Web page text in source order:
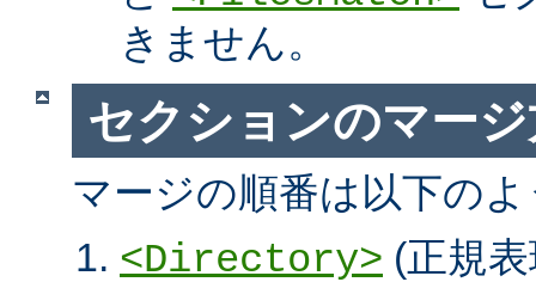
きません。
セクションのマー
マージの順番は以下の
<Directory> (正規